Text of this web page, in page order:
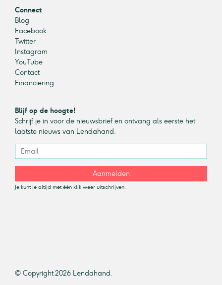
Connect
Blog
Facebook
Twitter
Instagram
YouTube
Contact
Financiering
Blijf op de hoogte!
Schrijf je in voor de nieuwsbrief en ontvang als eerste het
laatste nieuws van Lendahand.
Aanmelden
Je kunt je altijd met één klik weer uitschrijven.
© Copyright 2026 Lendahand.